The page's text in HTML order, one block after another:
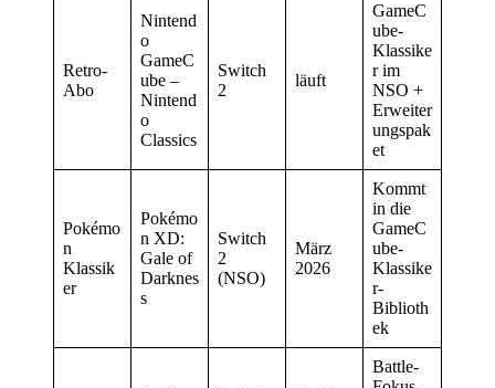
Retro-
Abo
Nintend
o
GameC
ube –
Nintend
o
Classics
Switch
2
läuft
GameC
ube-
Klassike
r im
NSO +
Erweiter
ungspak
et
Pokémo
n
Klassik
er
Pokémo
n XD:
Gale of
Darknes
s
Switch
2
(NSO)
März
2026
Kommt
in die
GameC
ube-
Klassike
r-
Biblioth
ek
Battle-